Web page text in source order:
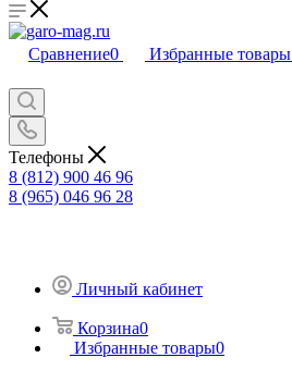
Сравнение0 Избранные товары
Телефоны
8 (812) 900 46 96
8 (965) 046 96 28
Личный кабинет
Корзина0
Избранные товары0